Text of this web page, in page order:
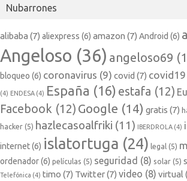
Nubarrones
alibaba (7) aliexpress (6) amazon (7) Android (6)
Angeloso (36) angeloso69
bloqueo (6) coronavirus (9) covid (7) covid19
(4) ENDESA (4) España (16) estafa (12)
Facebook (12) Google (14) gratis (7)
hacker (5) hazlecasoalfriki (11) IBERDROLA (4)
internet(6) islatortuga (24) legal (5)
ordenador(6) películas (5) seguridad (8) solar (5)
Telefónica (4) timo (7) Twitter(7) video (8) virtual